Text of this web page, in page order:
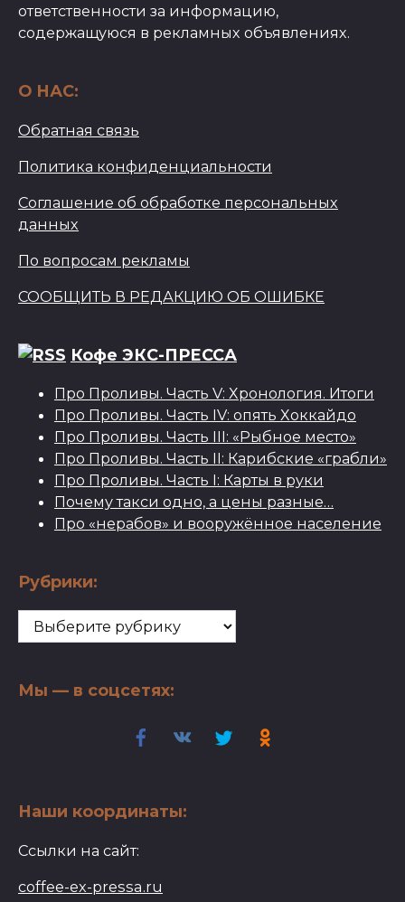
ответственности за информацию,
содержащуюся в рекламных объявлениях.
О НАС:
Обратная связь
Политика конфиденциальности
Соглашение об обработке персональных
данных
По вопросам рекламы
СООБЩИТЬ В РЕДАКЦИЮ ОБ ОШИБКЕ
Кофе ЭКС-ПРЕССА
Про Проливы. Часть V: Хронология. Итоги
Про Проливы. Часть IV: опять Хоккайдо
Про Проливы. Часть III: «Рыбное место»
Про Проливы. Часть II: Карибские «грабли»
Про Проливы. Часть I: Карты в руки
Почему такси одно, а цены разные…
Про «нерабов» и вооружённое население
Рубрики:
Рубрики:
Мы — в соцсетях:
Наши координаты:
Ссылки на сайт:
coffee-ex-pressa.ru